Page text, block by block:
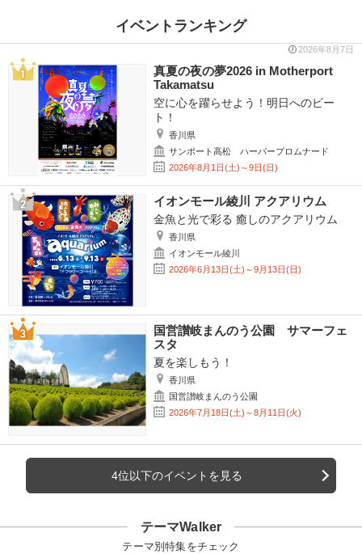
イベントランキング
2026年8月7日
真夏の夜の夢2026 in Motherport
Takamatsu
空に心を躍らせよう！明日へのビー
ト！
香川県
サンポート高松 ハーバープロムナード
2026年8月1日(土)～9日(日)
イオンモール綾川 アクアリウム
金魚と光で彩る 癒しのアクアリウム
香川県
イオンモール綾川
2026年6月13日(土)～9月13日(日)
国営讃岐まんのう公園 サマーフェ
スタ
夏を楽しもう！
香川県
国営讃岐まんのう公園
2026年7月18日(土)～8月11日(火)
4位以下のイベントを見る
テーマWalker
テーマ別特集をチェック